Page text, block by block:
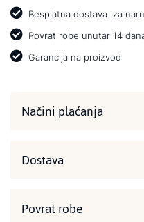
Besplatna dostava za
Povrat robe unutar 14
Garancija na proizvod
Načini plaćanja
Dostava
Povrat robe